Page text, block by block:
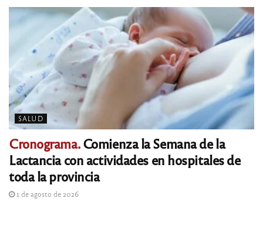
SALUD
Cronograma.Comienza la Semana de la
Lactancia con actividades en hospitales de
toda la provincia
1 de agosto de 2026